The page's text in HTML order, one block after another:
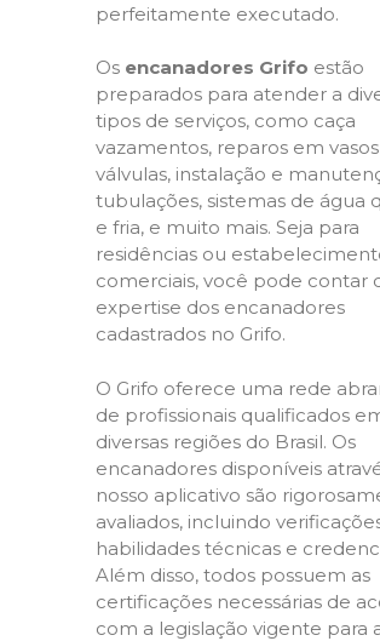
perfeitamente executado.
Os encanadores Grifo estão
preparados para atender a
tipos de serviços, como caça
vazamentos, reparos em
válvulas, instalação e
tubulações, sistemas de água
e fria, e muito mais. Seja para
residências ou
comerciais, você pode contar
expertise dos encanadores
cadastrados no Grifo.
O Grifo oferece uma rede
de profissionais qualificados
diversas regiões do Brasil. Os
encanadores disponíveis
nosso aplicativo são
avaliados, incluindo
habilidades técnicas e
Além disso, todos possuem as
certificações necessárias de
com a legislação vigente para